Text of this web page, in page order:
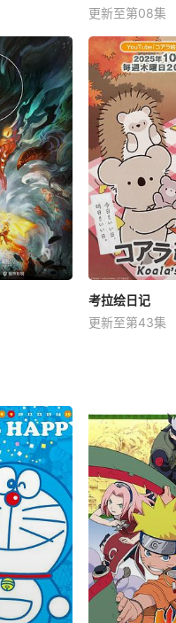
更新至第08集
考拉绘日记
更新至第43集